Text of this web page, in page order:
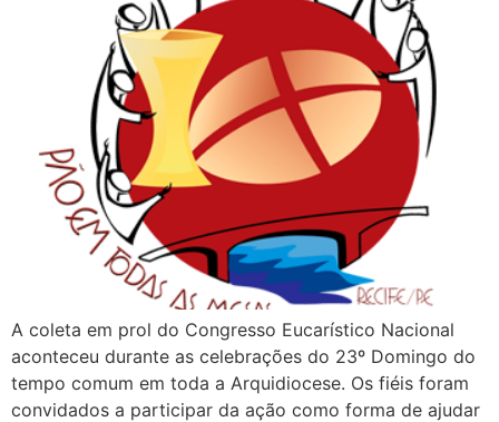
A coleta em prol do Congresso Eucarístico Nacional
aconteceu durante as celebrações do 23º Domingo do
tempo comum em toda a Arquidiocese. Os fiéis foram
convidados a participar da ação como forma de ajudar